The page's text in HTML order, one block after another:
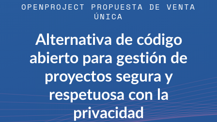
OPENPROJECT PROPUESTA DE VENTA
ÚNICA
Alternativa de código
abierto para gestión de
proyectos segura y
respetuosa con la
privacidad